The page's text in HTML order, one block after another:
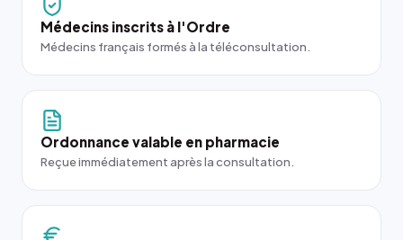
Médecins inscrits à l'Ordre
Médecins français formés à la téléconsultation.
Ordonnance valable en pharmacie
Reçue immédiatement après la consultation.